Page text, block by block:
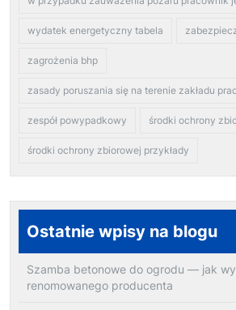
wydatek energetyczny tabela
zagrożenia bhp
zasady poruszania się na terenie zakładu
zespół powypadkowy środki ochrony
środki ochrony zbiorowej przykłady
Ostatnie wpisy na blogu
Szamba betonowe do ogrodu — jak
renomowanego producenta